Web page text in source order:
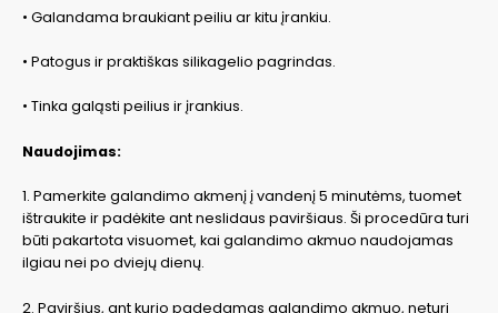
• Galandama braukiant peiliu ar kitu įrankiu.
• Patogus ir praktiškas silikagelio pagrindas.
• Tinka galąsti peilius ir įrankius.
Naudojimas:
1. Pamerkite galandimo akmenį į vandenį 5 minutėms, tuomet
ištraukite ir padėkite ant neslidaus paviršiaus. Ši procedūra turi
būti pakartota visuomet, kai galandimo akmuo naudojamas
ilgiau nei po dviejų dienų.
2. Paviršius, ant kurio padedamas galandimo akmuo, neturi